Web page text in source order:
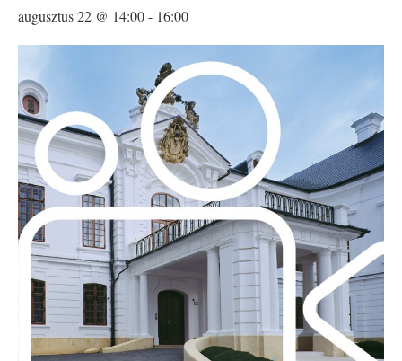
augusztus 22 @ 14:00- 16:00